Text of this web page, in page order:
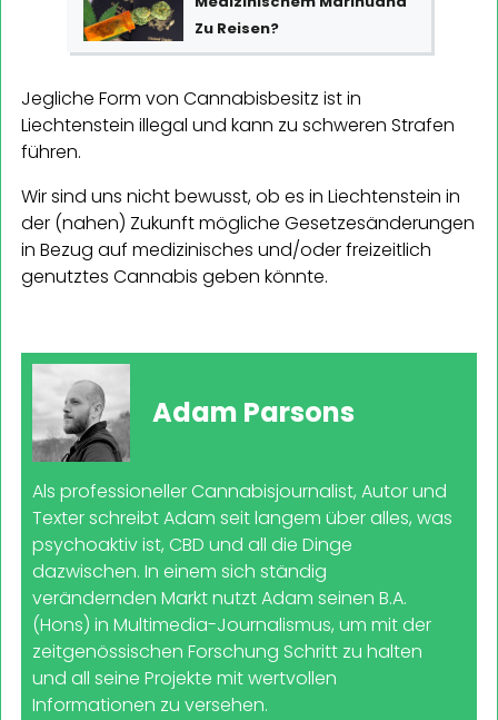
Zu Reisen?
Jegliche Form von Cannabisbesitz ist in
Liechtenstein illegal und kann zu schweren Strafen
führen.
Wir sind uns nicht bewusst, ob es in Liechtenstein in
der (nahen) Zukunft mögliche Gesetzesänderungen
in Bezug auf medizinisches und/oder freizeitlich
genutztes Cannabis geben könnte.
Adam Parsons
Als professioneller Cannabisjournalist, Autor und
Texter schreibt Adam seit langem über alles, was
psychoaktiv ist, CBD und all die Dinge
dazwischen. In einem sich ständig
verändernden Markt nutzt Adam seinen B.A.
(Hons) in Multimedia-Journalismus, um mit der
zeitgenössischen Forschung Schritt zu halten
und all seine Projekte mit wertvollen
Informationen zu versehen.